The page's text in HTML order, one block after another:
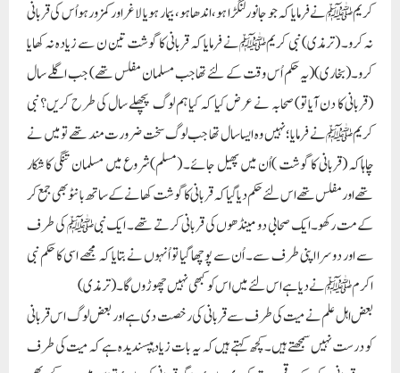
کریمﷺنے فرمایا کہ جو جانور لنگڑا ہو، اندھا ہو،بیمار ہو یا لاغر اور کمزورہو اُس کی قربانی
نہ کرو۔ (ترمذی) نبی کریمﷺنے فرمایا کہ قربانی کا گوشت تین ن سے زیادہ نہ کھایا
کرو۔(بخاری)(یہ حکم اُس وقت کے لئے تھا جب مسلمان مفلس تھے) جب اگلے سال
(قربانی کا دن آیا تو) صحابہ نے عرض کیا کہ کیا ہم لوگ پچھلے سال کی طرح کریں؟ نبی
کریمﷺنے فرمایا ؛نہیں وہ ایسا سال تھا جب لوگ سخت ضرورت مند تھے تو میں نے
چاہاکہ (قربانی کا گوشت )اُن میں پھیل جائے۔ (مسلم)شروع میں مسلمان تنگی کا شکار
تھے اور مفلس تھے اس لئے حکم دیا گیا کہ قربانی کا گوشت کھانے کے ساتھ بانٹو بھی جمع کر
کے مت رکھو۔ ایک صحابی دو مینڈھوں کی قربانی کرتے تھے۔ ایک نبیﷺ کی طرف
سے اور دوسرا اپنی طرف سے۔ اُن سے پوچھا گیا تو اُنہوں نے بتایا کہ مجھے اسی کا حکم نبی
اکرمﷺنے دیا ہے اس لئے میں اس کو کبھی نہیں چھوڑوں گا۔ (ترمذی)
بعض اہل علم نے میت کی طرف سے قربانی کی رخصت دی ہے اور بعض لوگ اس قربانی
کو درست نہیں سمجھتے ہیں۔ کچھ کہتے ہیں کہ یہ بات زیادہپسندیدہ ہے کہ میت کی طرف